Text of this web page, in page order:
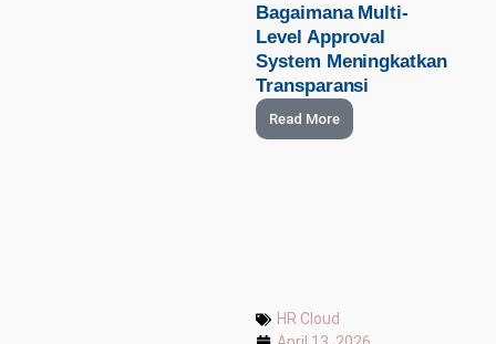
Bagaimana Multi-
Level Approval
System Meningkatkan
Transparansi
Read More
HR Cloud